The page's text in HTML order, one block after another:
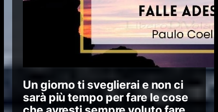
Un giorno ti sveglierai e non ci
sarà più tempo per fare le cose